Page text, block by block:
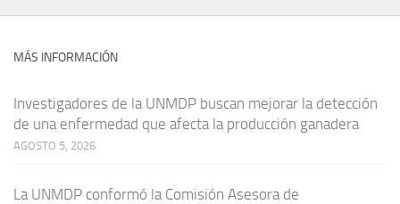
MÁS INFORMACIÓN
Investigadores de la UNMDP buscan mejorar la detección
de una enfermedad que afecta la producción ganadera
AGOSTO 5, 2026
La UNMDP conformó la Comisión Asesora de